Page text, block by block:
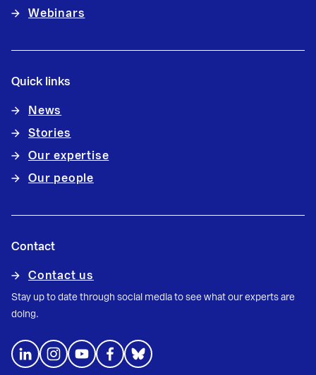
Webinars
Quick links
News
Stories
Our expertise
Our people
Contact
Contact us
Stay up to date through social media to see what our experts are
doing.